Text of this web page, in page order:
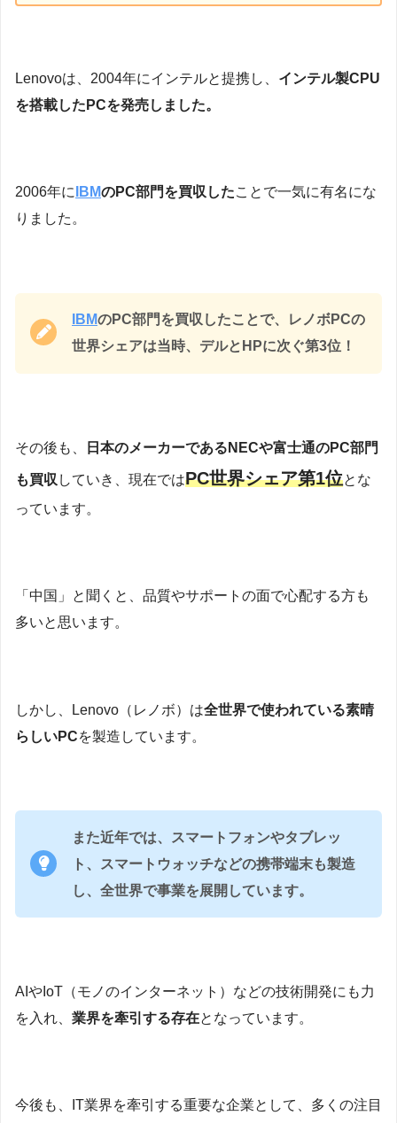
Lenovoは、2004年にインテルと提携し、 インテル製CPU
を搭載したPCを発売しました。
2006年に IBMのPC部門を買収したことで一気に有名にな
りました。
IBMのPC部門を買収したことで、レノボPCの
世界シェアは当時、デルとHPに次ぐ第3位！
その後も、 日本のメーカーであるNECや富士通のPC部門
も買収 していき、現在ではPC世界シェア第1位とな
っています。
「中国」と聞くと、品質やサポートの面で心配する方も
多いと思います。
しかし、Lenovo（レノボ）は全世界で使われている素晴
らしいPCを製造しています。
また近年では、スマートフォンやタブレッ
ト、スマートウォッチなどの携帯端末も製造
し、全世界で事業を展開しています。
AIやIoT（モノのインターネット）などの技術開発にも力
を入れ、 業界を牽引する存在となっています。
今後も、IT業界を牽引する重要な企業として、多くの注目